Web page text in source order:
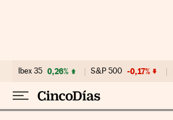
Ibex 35 0,26% S&P 500 -0,17%